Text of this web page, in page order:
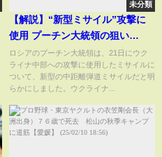
未分類
【解説】“新型ミサイル”攻撃に
使用 プーチン大統領の狙い
は…？
ロシアのプーチン大統領は、21日にウク
ライナ中部への攻撃に使用したミサイルに
ついて、新型の中距離弾道ミサイルだと明
らかにしました。ウクライナ...